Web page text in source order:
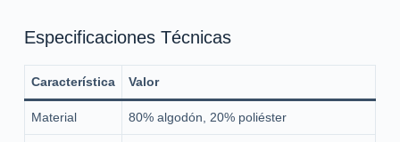
Especificaciones Técnicas
Característica Valor
Material 80% algodón, 20% poliéster